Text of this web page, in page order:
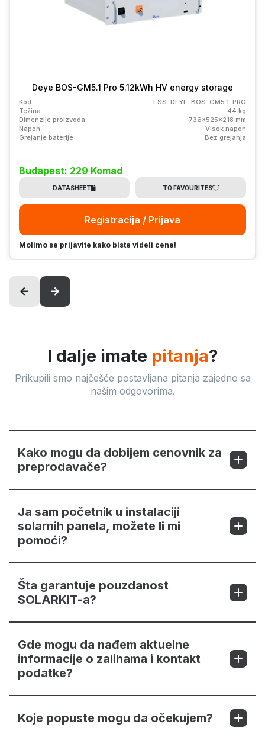
Deye BOS-GM5.1 Pro 5.12kWh HV energy storage
Kod
ESS-DEYE-BOS-GM5.1-PRO
Težina
44 kg
Dimenzije proizvoda
736x525x218 mm
Napon
Visok napon
Grejanje baterije
Bez grejanja
Budapest: 229 Komad
DATASHEET TO FAVOURITES
Registracija / Prijava
Molimo se prijavite kako biste videli cene!
I dalje imate pitanja?
Prikupili smo najčešće postavljana pitanja zajedno sa
našim odgovorima.
Kako mogu da dobijem cenovnik za
preprodavače?
Ja sam početnik u instalaciji
solarnih panela, možete li mi
pomoći?
Šta garantuje pouzdanost
SOLARKIT-a?
Gde mogu da nađem aktuelne
informacije o zalihama i kontakt
podatke?
Koje popuste mogu da očekujem?